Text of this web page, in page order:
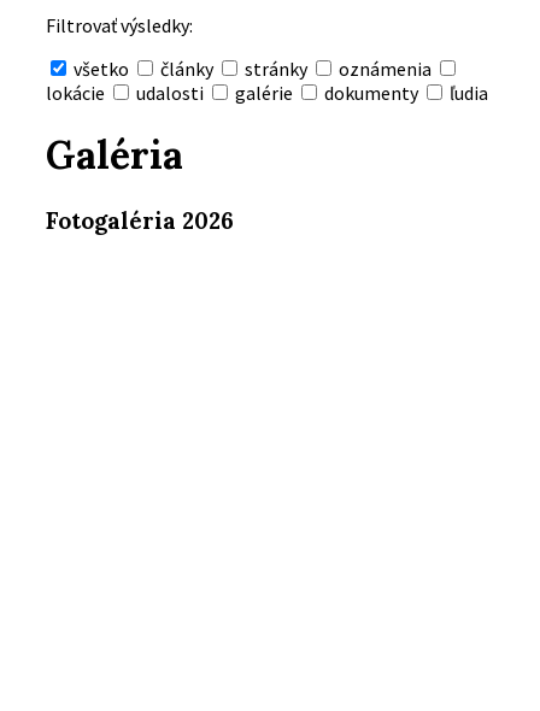
Filtrovať výsledky:
všetko
články stránky
oznámenia
lokácie
udalosti galérie dokumenty ľudia
vyhľadávanie
Galéria
Fotogaléria 2026